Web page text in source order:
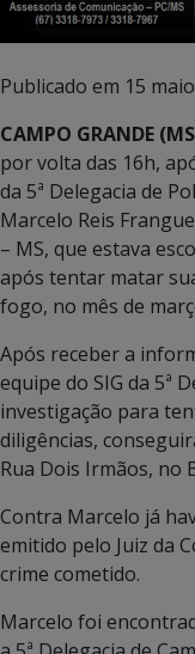
Publicado em 15
CAMPO GRANDE
por volta das 16h,
da 5ª Delegacia de
Marcelo Reis
– MS, que estava
após tentar matar
fogo, no mês de
Após receber a
equipe do SIG da 5ª
investigação para
diligências,
Rua Dois Irmãos, no
Contra Marcelo já
emitido pelo Juiz da
crime cometido.
Marcelo foi